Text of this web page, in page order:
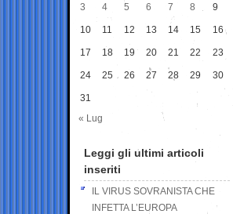
3 4 5 6 7 8 9
10 11 12 13 14 15 16
17 18 19 20 21 22 23
24 25 26 27 28 29 30
31
« Lug
Leggi gli ultimi articoli
inseriti
IL VIRUS SOVRANISTA CHE
INFETTA L’EUROPA